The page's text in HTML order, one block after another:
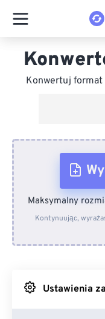
Konwertuj format
Maksymalny
Kontynuując,
Ustawienia